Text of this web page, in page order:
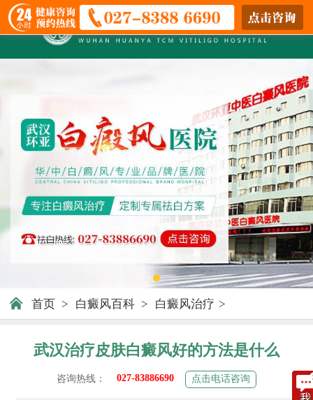
首页 > 白癜风百科 > 白癜风治疗 >
武汉治疗皮肤白癜风好的方法是什么
咨询热线： 027-83886690 点击电话咨询